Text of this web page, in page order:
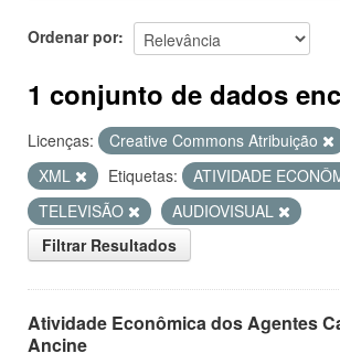
SOBRE
Ordenar por
1 conjunto de dados
Licenças: Creative Commons Atribuição
XML
Etiquetas:
ATIVIDADE
TELEVISÃO
AUDIOVISUAL
Filtrar Resultados
Atividade Econômica dos Agentes
Ancine